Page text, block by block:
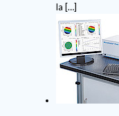
la […]